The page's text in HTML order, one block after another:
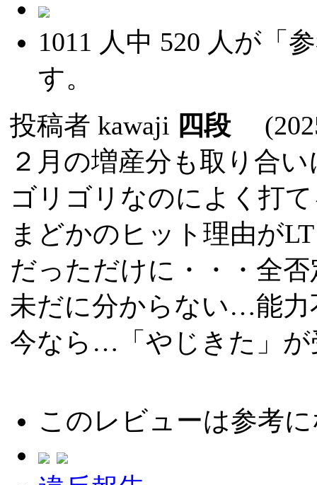
1011 人中 520 人が「
す。
投稿者 kawaji 四段
２月の増産分も取り合
ゴリゴリなのによく打
まどかのヒット理由が
だっただけに・・・全
未だに分からない…能力
今なら…「やじきた」
このレビューは参考